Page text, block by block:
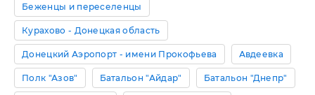
Беженцы и переселенцы
Курахово - Донецкая область
Донецкий Аэропорт - имени Прокофьева Авдеевка
Полк "Азов" Батальон "Айдар" Батальон "Днепр"